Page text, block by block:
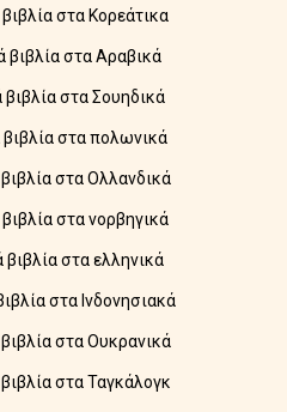
στα Κορεάτικα
βιβλία στα Αραβικά
στα Σουηδικά
στα πολωνικά
στα Ολλανδικά
στα νορβηγικά
στα ελληνικά
στα Ινδονησιακά
στα Ουκρανικά
στα Ταγκάλογκ